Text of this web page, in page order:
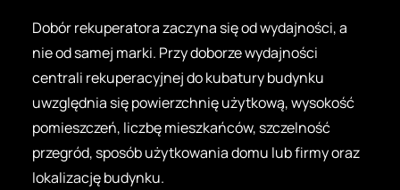
Dobór rekuperatora zaczyna się od wydajności, a
nie od samej marki. Przy doborze wydajności
centrali rekuperacyjnej do kubatury budynku
uwzględnia się powierzchnię użytkową, wysokość
pomieszczeń, liczbę mieszkańców, szczelność
przegród, sposób użytkowania domu lub firmy oraz
lokalizację budynku.